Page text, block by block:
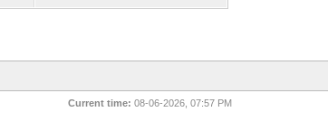
Current time: 08-06-2026, 07:57 PM